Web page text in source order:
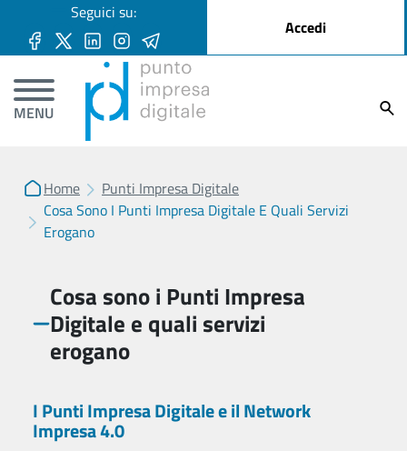
Seguici su: User account menu
Accedi
MENU
Home
Punti Impresa Digitale
Cosa Sono I Punti Impresa Digitale E Quali Servizi
Erogano
Cosa sono i Punti Impresa
Digitale e quali servizi
erogano
I Punti Impresa Digitale e il Network
Impresa 4.0